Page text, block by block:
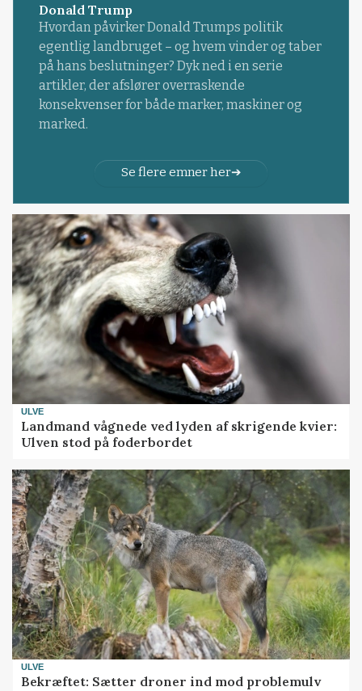
Donald Trump
Hvordan påvirker Donald Trumps politik
egentlig landbruget – og hvem vinder og taber
på hans beslutninger? Dyk ned i en serie
artikler, der afslører overraskende
konsekvenser for både marker, maskiner og
marked.
Se flere emner her
ULVE
Landmand vågnede ved lyden af skrigende kvier:
Ulven stod på foderbordet
ULVE
Bekræftet: Sætter droner ind mod problemulv